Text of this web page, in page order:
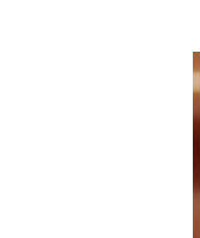
ЫҢГАЙСЫЗ СУРООЛОР